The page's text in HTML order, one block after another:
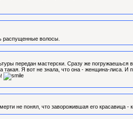
распущенные волосы.
передан мастерски. Сразу же
такая. Я вот не знала, что она - женщина-лиса.
не понял, что заворожившая его красавица